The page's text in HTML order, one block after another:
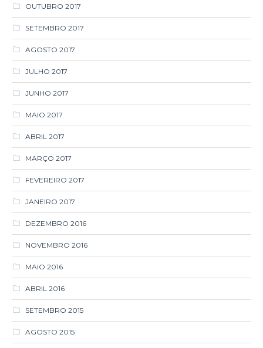
OUTUBRO 2017
SETEMBRO 2017
AGOSTO 2017
JULHO 2017
JUNHO 2017
MAIO 2017
ABRIL 2017
MARÇO 2017
FEVEREIRO 2017
JANEIRO 2017
DEZEMBRO 2016
NOVEMBRO 2016
MAIO 2016
ABRIL 2016
SETEMBRO 2015
AGOSTO 2015